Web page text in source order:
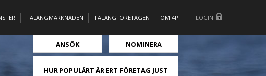
TALANGMARKNADEN TALANGFÖRETAGEN OM 4P LOGIN
ANSÖK NOMINERA
HUR POPULÄRT ÄR ERT FÖRETAG JUST